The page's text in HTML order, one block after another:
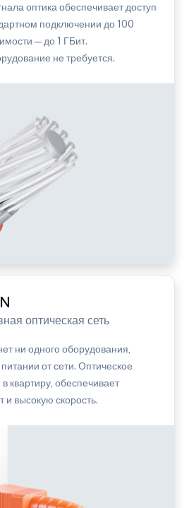
оптика обеспечивает доступ
подключении до 100
— до 1 ГБит.
не требуется.
оптическая сеть
ни одного оборудования,
от сети. Оптическое
квартиру, обеспечивает
и высокую скорость.